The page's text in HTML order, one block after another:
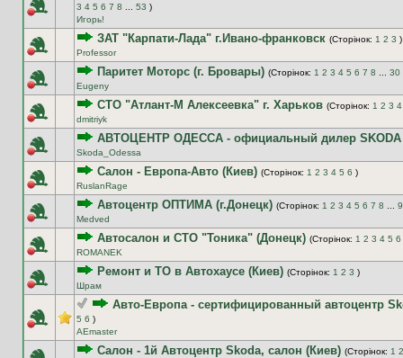
3 4 5 6 7 8 53 )
Игорь!
ЗАТ "Карпати-Лада" г.Ивано-франковск (Сторінок: 1 2 3 )
Professor
Паритет Моторс (г. Бровары) (Сторінок: 1 2 3 4 5 6 7 8 30
Eugeny
СТО "Атлант-М Алексеевка" г. Харьков (Сторінок: 1 2 3 4
dmitriyk
АВТОЦЕНТР ОДЕССА - официальный дилер SKODA
Skoda_Odessa
Салон - Европа-Авто (Киев) (Сторінок: 1 2 3 4 5 6 )
RuslanRage
Автоцентр ОПТИМА (г.Донецк) (Сторінок: 1 2 3 4 5 6 7 8
Medved
Автосалон и СТО "Тоника" (Донецк) (Сторінок: 1 2 3 4 5 6
ROMANEK
Ремонт и ТО в Автохаусе (Киев) (Сторінок: 1 2 3 )
Шрам
Авто-Европа - сертифицированный автоцентр
5 6 )
AEmaster
Салон - 1й Автоцентр Skoda, салон (Киев) (Сторінок: 1 2